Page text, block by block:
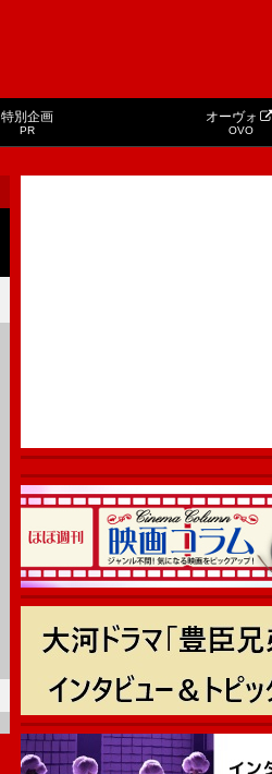
特別企画
PR
オーヴォ
OVO